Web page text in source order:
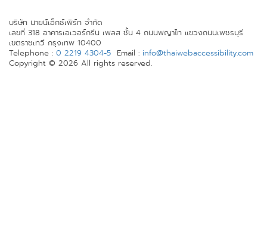
บริษัท นายน์เอ็กซ์เพิร์ท จำกัด
เลขที่ 318 อาคารเอเวอร์กรีน เพลส ชั้น 4 ถนนพญาไท แขวงถนนเพชรบุรี
เขตราชเทวี กรุงเทพ 10400
Telephone : 0 2219 4304-5 Email : info@thaiwebaccessibility.com
Copyright © 2026 All rights reserved.